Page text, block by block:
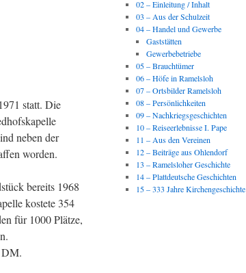
statt. Die
neben der
worden.
bereits 1968
kostete 354
für 1000 Plätze,
DM.
02 – Einleitung / Inhalt
03 – Aus der Schulzeit
04 – Handel und Gewerbe
Gaststätten
Gewerbebetriebe
05 – Brauchtümer
06 – Höfe in Ramelsloh
07 – Ortsbilder Ramelsloh
08 – Persönlichkeiten
09 – Nachkriegsgeschichten
10 – Reiseerlebnisse I. Pape
11 – Aus den Vereinen
12 – Beiträge aus Ohlendorf
13 – Ramelsloher Geschichte
14 – Plattdeutsche Geschichten
15 – 333 Jahre Kirchengeschichte